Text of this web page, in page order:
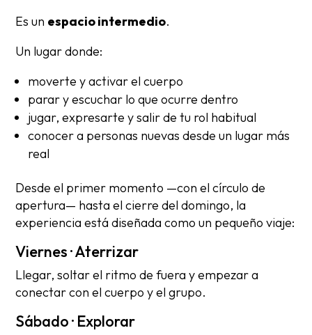
Es un espacio intermedio.
Un lugar donde:
moverte y activar el cuerpo
parar y escuchar lo que ocurre dentro
jugar, expresarte y salir de tu rol habitual
conocer a personas nuevas desde un lugar más
real
Desde el primer momento —con el círculo de
apertura— hasta el cierre del domingo, la
experiencia está diseñada como un pequeño viaje:
Viernes · Aterrizar
Llegar, soltar el ritmo de fuera y empezar a
conectar con el cuerpo y el grupo.
Sábado · Explorar